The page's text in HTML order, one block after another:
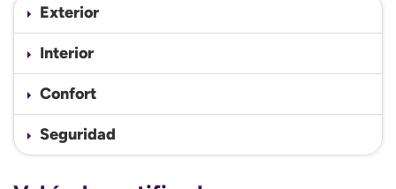
Exterior
Interior
Confort
Seguridad